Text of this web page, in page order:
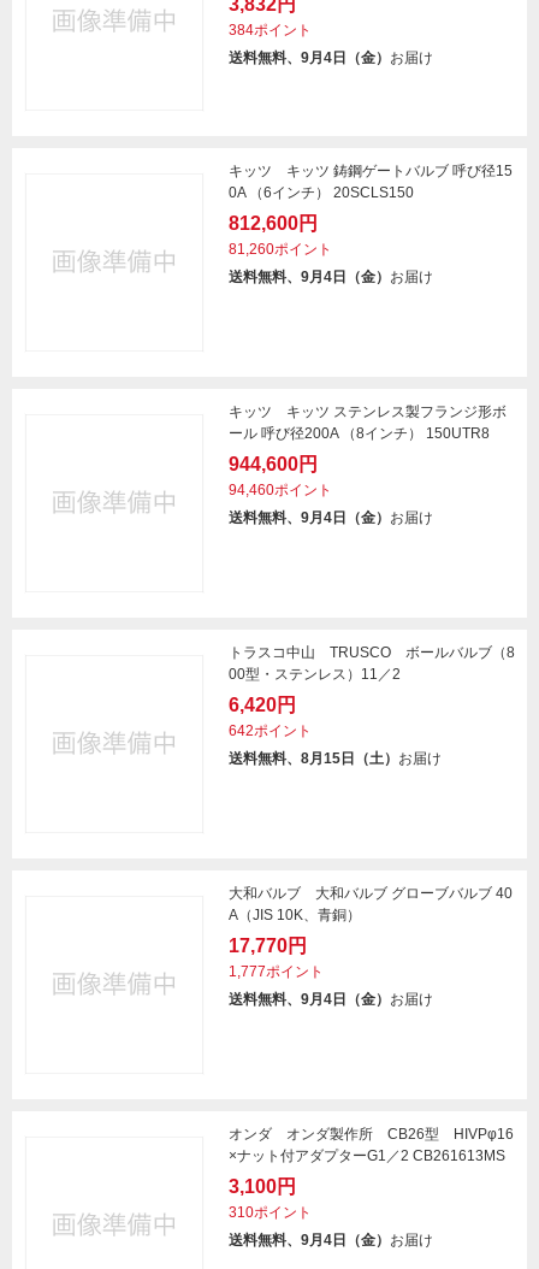
3,832円
384ポイント
送料無料、9月4日（金） お届け
キッツ キッツ 鋳鋼ゲートバルブ 呼び径15
0A （6インチ） 20SCLS150
812,600円
81,260ポイント
送料無料、9月4日（金） お届け
キッツ キッツ ステンレス製フランジ形ボ
ール 呼び径200A （8インチ） 150UTR8
944,600円
94,460ポイント
送料無料、9月4日（金） お届け
トラスコ中山 TRUSCO ボールバルブ（8
00型・ステンレス）11／2
6,420円
642ポイント
送料無料、8月15日（土） お届け
大和バルブ 大和バルブ グローブバルブ 40
A（JIS 10K、青銅）
17,770円
1,777ポイント
送料無料、9月4日（金） お届け
オンダ オンダ製作所 CB26型 HIVPφ16
×ナット付アダプターG1／2 CB261613MS
3,100円
310ポイント
送料無料、9月4日（金） お届け